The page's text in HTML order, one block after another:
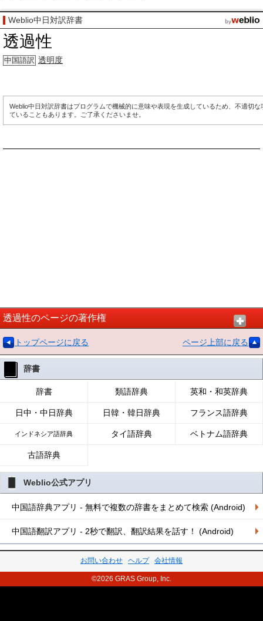
Weblio中日対訳辞書
透過性
中国語訳 透明度
Weblio中日対訳辞書はプログラムで機械的に意味や表現を生成しているため、不適切な
ていることもあります。ご了承くださいませ。
透過性のページの著作権
トップページに戻る ページ上部に戻る
辞書
辞書 類語辞典 英和・和英辞典
日中・中日辞典 日韓・韓日辞典 フランス語辞典
インドネシア語辞典 タイ語辞典 ベトナム語辞典
古語辞典
Weblio公式アプリ
中国語辞典アプリ - 無料で複数の辞書をまとめて検索 (Android)
中国語翻訳アプリ - 2秒で翻訳、翻訳結果を話す！ (Android)
お問い合わせ ヘルプ 会社情報
©2026 GRAS Group, Inc.